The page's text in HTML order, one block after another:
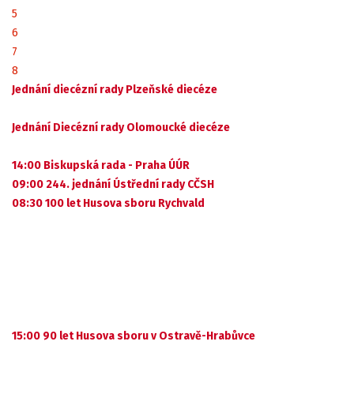
5
6
7
8
Jednání diecézní rady Plzeňské diecéze
Jednání Diecézní rady Olomoucké diecéze
14:00 Biskupská rada - Praha ÚÚR
09:00 244. jednání Ústřední rady CČSH
08:30 100 let Husova sboru Rychvald
15:00 90 let Husova sboru v Ostravě-Hrabůvce